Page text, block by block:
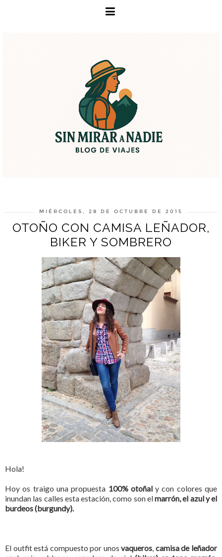
MIÉRCOLES, 28 DE OCTUBRE DE 2015
OTOÑO CON CAMISA LEÑADOR,
BIKER Y SOMBRERO
Hola!
Hoy os traigo una propuesta 100% otoñaly con colores que
inundan las calles esta estación, como son elmarrón, el azul y el
burdeos (burgundy).
El outfit está compuesto por unosvaqueros, camisa de leñador